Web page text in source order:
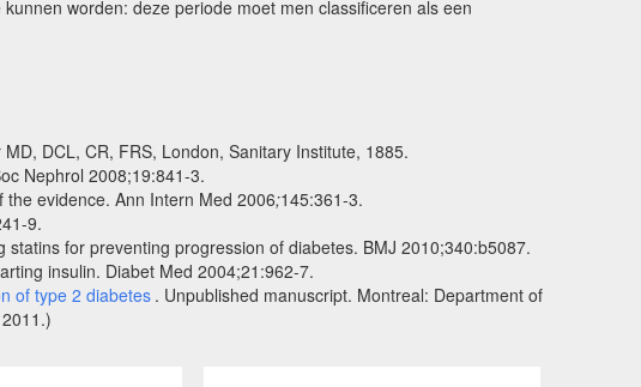
worden: deze periode moet men classificeren als een
DCL, CR, FRS, London, Sanitary Institute, 1885.
Nephrol 2008;19:841-3.
the evidence. Ann Intern Med 2006;145:361-3.
9.
for preventing progression of diabetes. BMJ 2010;340:b5087.
insulin. Diabet Med 2004;21:962-7.
of type 2 diabetes . Unpublished manuscript. Montreal: Department of